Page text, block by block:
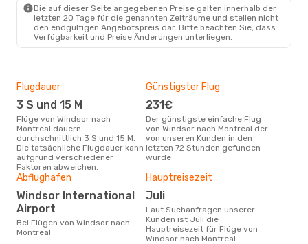
Die auf dieser Seite angegebenen Preise galten innerhalb der
letzten 20 Tage für die genannten Zeiträume und stellen nicht
den endgültigen Angebotspreis dar. Bitte beachten Sie, dass
Verfügbarkeit und Preise Änderungen unterliegen.
Flugdauer
3 S und 15 M
Flüge von Windsor nach
Montreal dauern
durchschnittlich 3 S und 15 M.
Die tatsächliche Flugdauer kann
aufgrund verschiedener
Faktoren abweichen.
Günstigster Flug
231€
Der günstigste einfache Flug
von Windsor nach Montreal der
von unseren Kunden in den
letzten 72 Stunden gefunden
wurde
Abflughafen
Windsor International
Airport
Bei Flügen von Windsor nach
Montreal
Hauptreisezeit
Juli
Laut Suchanfragen unserer
Kunden ist Juli die
Hauptreisezeit für Flüge von
Windsor nach Montreal